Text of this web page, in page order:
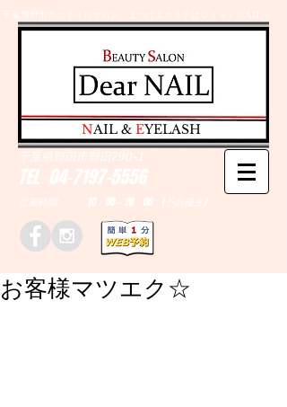
千葉県野田市のネイルサロン、まつげエクステはＤｅａｒＮAILへ
TEL 04-7197-5556
営業時間 10：00～20：00 (予約優先)
千葉県野田市野田790-1
​NAIL & EYELASH
お客様マツエク☆